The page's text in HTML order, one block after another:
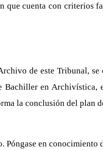
que cuenta con
de este Tribunal,
en
la conclusión del plan
en conocimiento